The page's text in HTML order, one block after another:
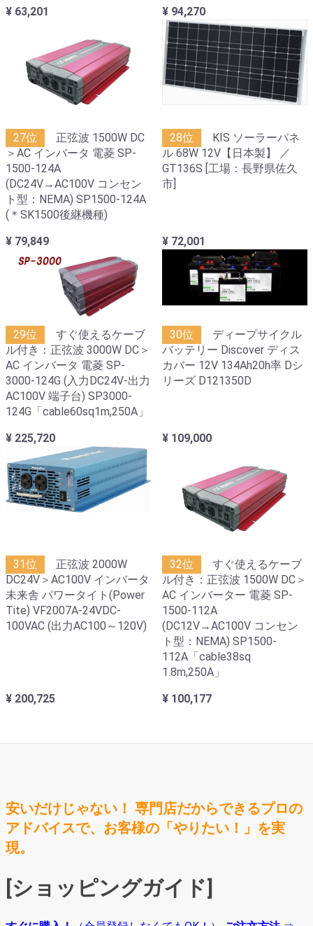
¥ 63,201
¥ 94,270
27位
正弦波 1500W DC
＞AC インバータ 電菱 SP-
1500-124A
(DC24V→AC100V コンセン
ト型：NEMA) SP1500-124A
(＊SK1500後継機種)
¥ 79,849
28位
KIS ソーラーパネ
ル 68W 12V【日本製】 ／
GT136S [工場：長野県佐久
市]
¥ 72,001
29位
すぐ使えるケーブ
ル付き：正弦波 3000W DC＞
AC インバータ 電菱 SP-
3000-124G (入力DC24V-出力
AC100V 端子台) SP3000-
124G「cable60sq1m,250A」
¥ 225,720
30位
ディープサイクル
バッテリー Discover ディス
カバー 12V 134Ah20h率 Dシ
リーズ D121350D
¥ 109,000
31位
正弦波 2000W
DC24V＞AC100V インバータ
未来舎 パワータイト(Power
Tite) VF2007A-24VDC-
100VAC (出力AC100～120V)
¥ 200,725
32位
すぐ使えるケーブ
ル付き：正弦波 1500W DC＞
AC インバーター 電菱 SP-
1500-112A
(DC12V→AC100V コンセン
ト型：NEMA) SP1500-
112A「cable38sq
1.8m,250A」
¥ 100,177
安いだけじゃない！ 専門店だからできるプロの
アドバイスで、お客様の「やりたい！」を実
現。
[ショッピングガイド]